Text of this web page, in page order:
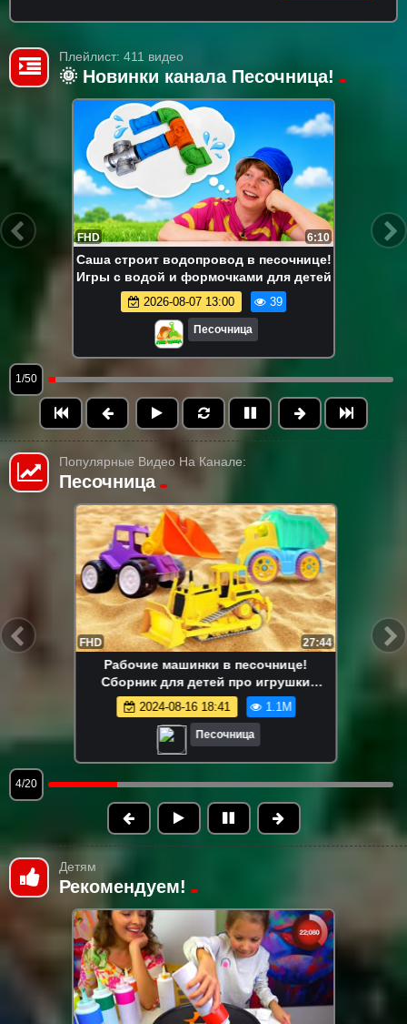
Плейлист: 411 видео
🌞 Новинки канала Песочница!
FHD 6:10
Саша строит водопровод в песочнице!
Игры с водой и формочками для детей
2026-08-07 13:00 39
Песочница
1/50
Популярные Видео На Канале:
Песочница
FHD 13:58
Маша Капуки Кануки и игрушки в
песочнице — Развивающее видео для
самых маленьких
2024-08-16 18:41 1.1M
Песочница
5/20
Детям
Рекомендуем!